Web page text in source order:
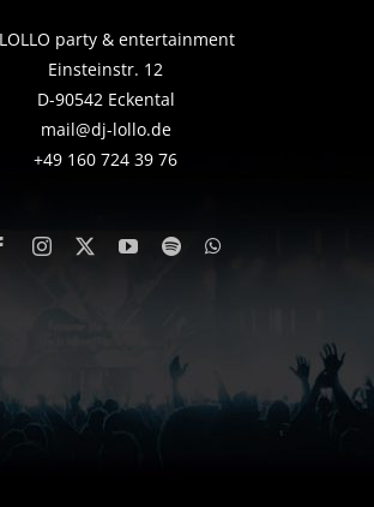
LOLLO party & entertainment
Einsteinstr. 12
D-90542 Eckental
mail@dj-lollo.de
+49 160 724 39 76